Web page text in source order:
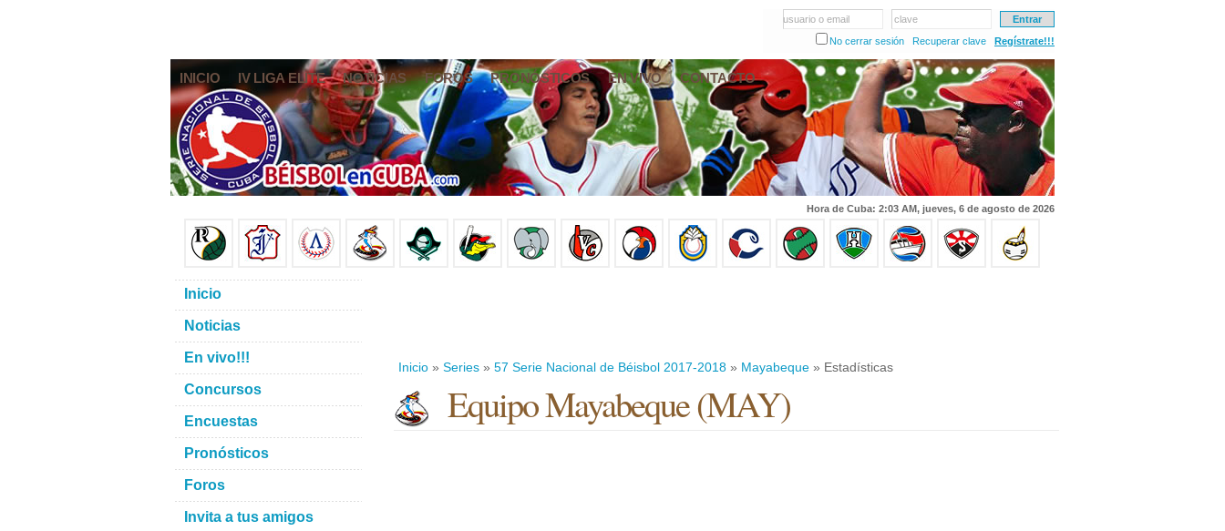
usuario o email
clave
No cerrar sesión
Recuperar clave Regístrate!!!
INICIO IV LIGA ELITE NOTICIAS FOROS PRONÓSTICOS EN VIVO CONTACTO
Hora de Cuba: 2:03 AM, jueves, 6 de agosto de 2026
Inicio » Series » 57 Serie Nacional de Béisbol 2017-2018 » Mayabeque » Estadísticas
Equipo Mayabeque (MAY)
Inicio
Noticias
En vivo!!!
Concursos
Encuestas
Pronósticos
Foros
Invita a tus amigos